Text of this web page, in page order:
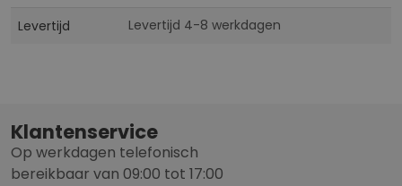
Levertijd Levertijd 4-8 werkdagen
Klantenservice
Op werkdagen telefonisch
bereikbaar van 09:00 tot 17:00